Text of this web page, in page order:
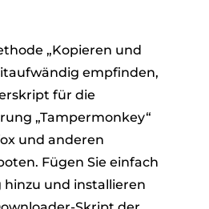
„Kopieren und
empfinden,
für die
„Tampermonkey“
und anderen
Fügen Sie einfach
und installieren